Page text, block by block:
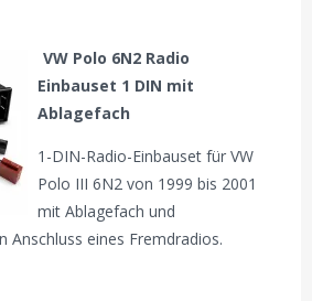
VW Polo 6N2 Radio
Einbauset 1 DIN mit
Ablagefach
1-DIN-Radio-Einbauset für VW
Polo III 6N2 von 1999 bis 2001
mit Ablagefach und
Anschluss eines Fremdradios.